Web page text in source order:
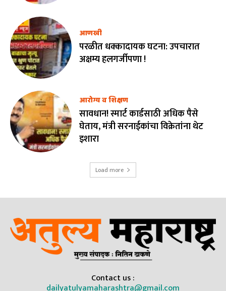
आणखी
परळीत धक्कादायक घटना: उपचारात
अक्षम्य हलगर्जीपणा !
आरोग्य व शिक्षण
सावधान! स्मार्ट कार्डसाठी अधिक पैसे
घेताय, मंत्री सरनाईकांचा विक्रेतांना थेट
इशारा
Load more
Contact us :
dailyatulyamaharashtra@gmail.com